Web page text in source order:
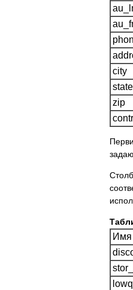
city
state
zip
Имя